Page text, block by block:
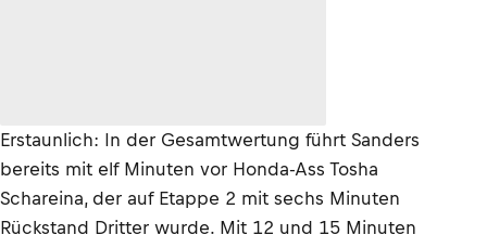
Erstaunlich: In der Gesamtwertung führt Sanders
bereits mit elf Minuten vor Honda-Ass Tosha
Schareina, der auf Etappe 2 mit sechs Minuten
Rückstand Dritter wurde. Mit 12 und 15 Minuten